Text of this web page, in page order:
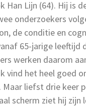
Lijn (64). Hij is
onderzoekers
de conditie en
65-jarige
werken daarom
vind het heel goed
liefst drie keer
scherm ziet hij